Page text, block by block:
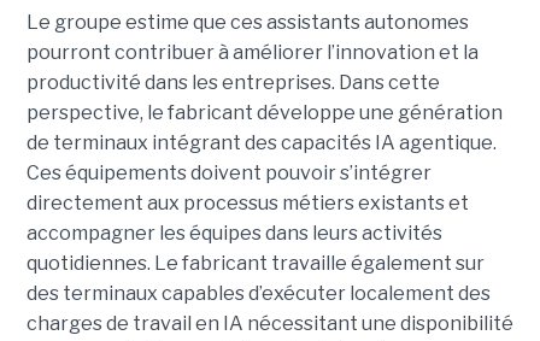
Le groupe estime que ces assistants autonomes
pourront contribuer à améliorer l’innovation et la
productivité dans les entreprises. Dans cette
perspective, le fabricant développe une génération
de terminaux intégrant des capacités IA agentique.
Ces équipements doivent pouvoir s’intégrer
directement aux processus métiers existants et
accompagner les équipes dans leurs activités
quotidiennes. Le fabricant travaille également sur
des terminaux capables d’exécuter localement des
charges de travail en IA nécessitant une disponibilité